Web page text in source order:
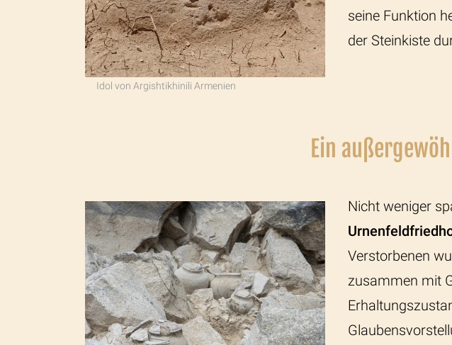
Idol von Argishtikhinili Armenien
seine Funktion
der Steinkiste
Ein
Nicht weniger
Verstorbenen
zusammen mit